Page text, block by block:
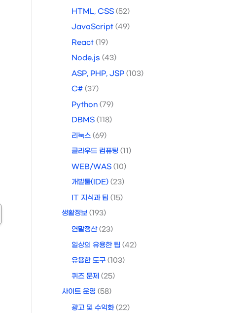
HTML, CSS (52)
JavaScript (49)
React (19)
Node.js (43)
ASP, PHP, JSP (103)
C# (37)
Python (79)
DBMS (118)
리눅스 (69)
클라우드 컴퓨팅 (11)
WEB/WAS (10)
개발툴(IDE) (23)
IT 지식과 팁 (15)
생활정보 (193)
연말정산(23)
일상의 유용한 팁 (42)
유용한 도구 (103)
퀴즈 문제 (25)
사이트 운영 (58)
광고 및 수익화(22)